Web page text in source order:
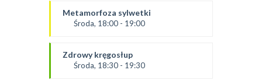
Ola B.
*Zajęcia dla dorosłych i dzieci
Metamorfoza sylwetki
Środa, 18:00 - 19:00
Dominika F
SALA 2
Zdrowy kręgosłup
Środa, 18:30 - 19:30